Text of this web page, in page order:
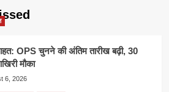
OPS चुनने की अंतिम तारीख बढ़ी, 30
मौका
6, 2026